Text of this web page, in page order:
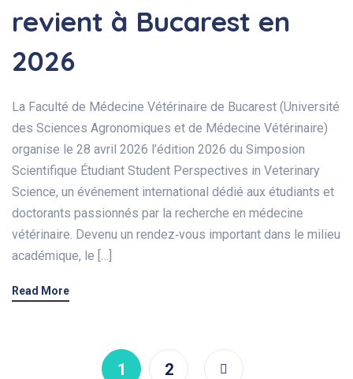
revient à Bucarest en
2026
La Faculté de Médecine Vétérinaire de Bucarest (Université
des Sciences Agronomiques et de Médecine Vétérinaire)
organise le 28 avril 2026 l’édition 2026 du Simposion
Scientifique Étudiant Student Perspectives in Veterinary
Science, un événement international dédié aux étudiants et
doctorants passionnés par la recherche en médecine
vétérinaire. Devenu un rendez‑vous important dans le milieu
académique, le […]
Read More
1 2